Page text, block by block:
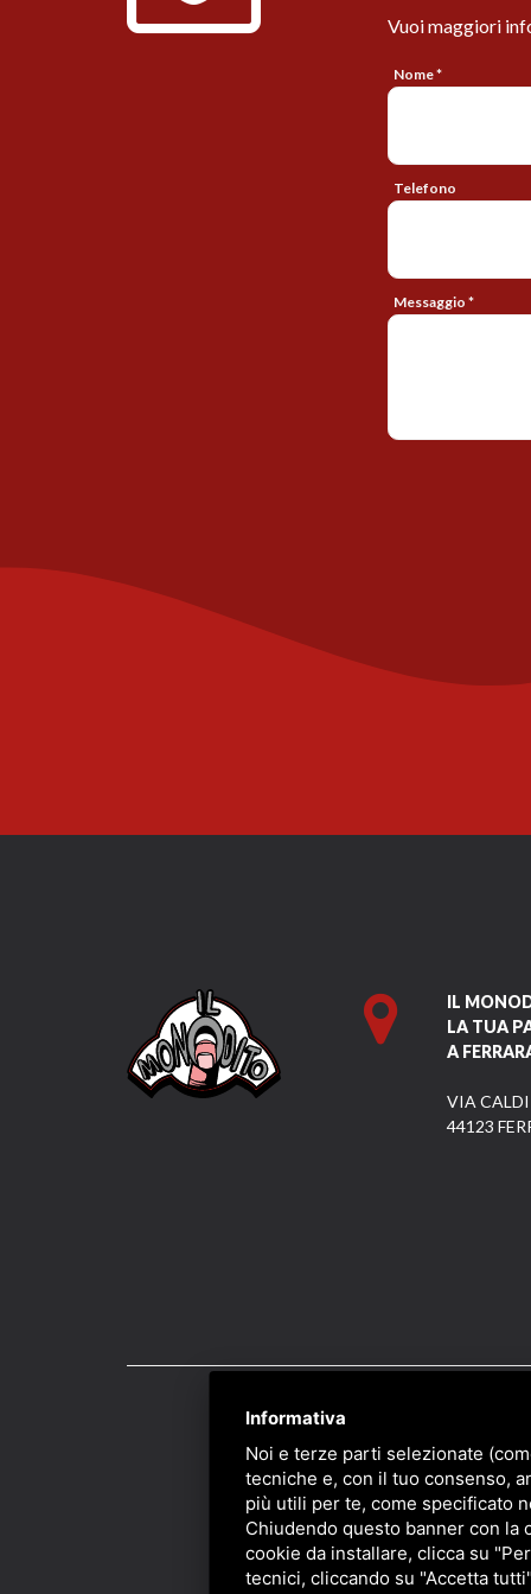
Vuoi maggiori
Nome *
Telefono
Messaggio *
IL
LA TUA
A
VIA
44123
Informativa
Noi e terze parti selezionate
tecniche e, con il tuo consenso,
più utili per te, come specificato
Chiudendo questo banner con la
cookie da installare, clicca su
tecnici, cliccando su "Accetta